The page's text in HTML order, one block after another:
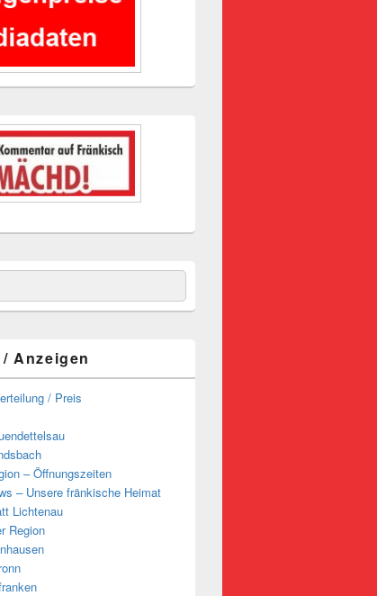
Anzeigen
/ Preis
– Öffnungszeiten
– Unsere fränkische Heimat
Lichtenau
Region